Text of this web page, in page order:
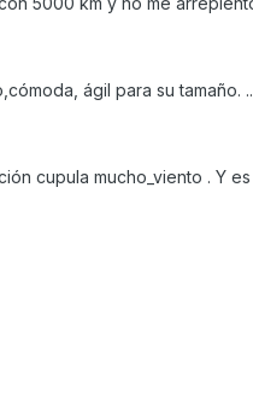
ágil para su tamaño.
cupula mucho_viento . Y